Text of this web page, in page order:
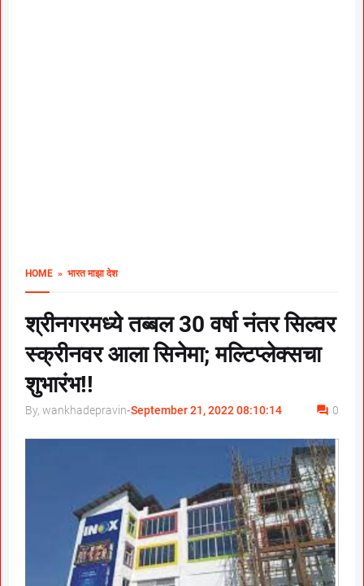
HOME » भारत माझा देश
श्रीनगरमध्ये तब्बल 30 वर्षा नंतर सिल्वर
स्क्रीनवर आला सिनेमा; मल्टिप्लेक्सचा
शुभारंभ!!
By, wankhadepravin-September 21, 2022 08:10:14 0